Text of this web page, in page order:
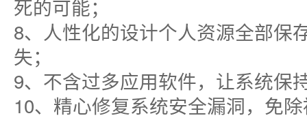
死的可能；
8、人性化的设计个人资源全部保
失；
9、不含过多应用软件，让系统保
10、精心修复系统安全漏洞，免